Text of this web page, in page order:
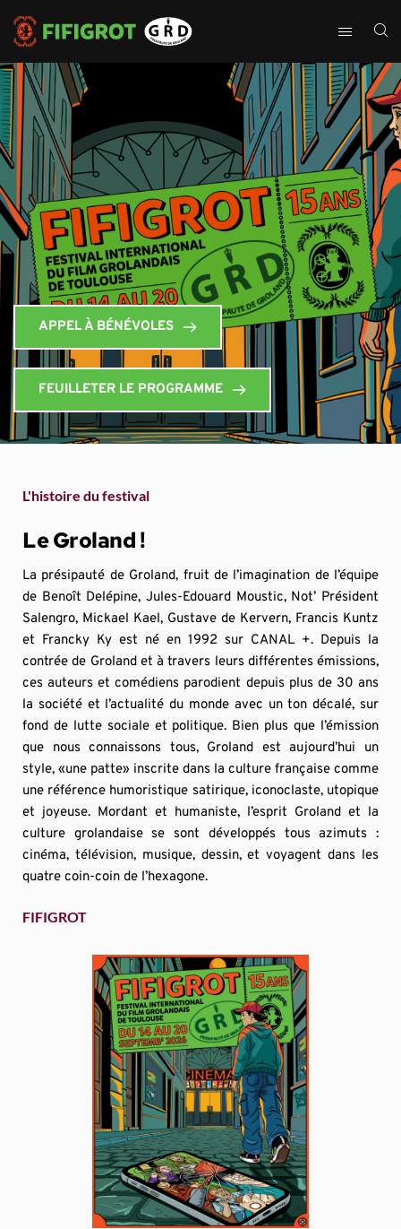
APPEL À BÉNÉVOLES
FEUILLETER LE PROGRAMME
L'histoire du festival
Le Groland !
La présipauté de Groland, fruit de l’imagination de l’équipe
de Benoît Delépine, Jules-Edouard Moustic, Not’ Président
Salengro, Mickael Kael, Gustave de Kervern, Francis Kuntz
et Francky Ky est né en 1992 sur CANAL +. Depuis la
contrée de Groland et à travers leurs différentes émissions,
ces auteurs et comédiens parodient depuis plus de 30 ans
la société et l’actualité du monde avec un ton décalé, sur
fond de lutte sociale et politique. Bien plus que l’émission
que nous connaissons tous, Groland est aujourd’hui un
style, «une patte» inscrite dans la culture française comme
une référence humoristique satirique, iconoclaste, utopique
et joyeuse. Mordant et humaniste, l’esprit Groland et la
culture grolandaise se sont développés tous azimuts :
cinéma, télévision, musique, dessin, et voyagent dans les
quatre coin-coin de l’hexagone.
FIFIGROT